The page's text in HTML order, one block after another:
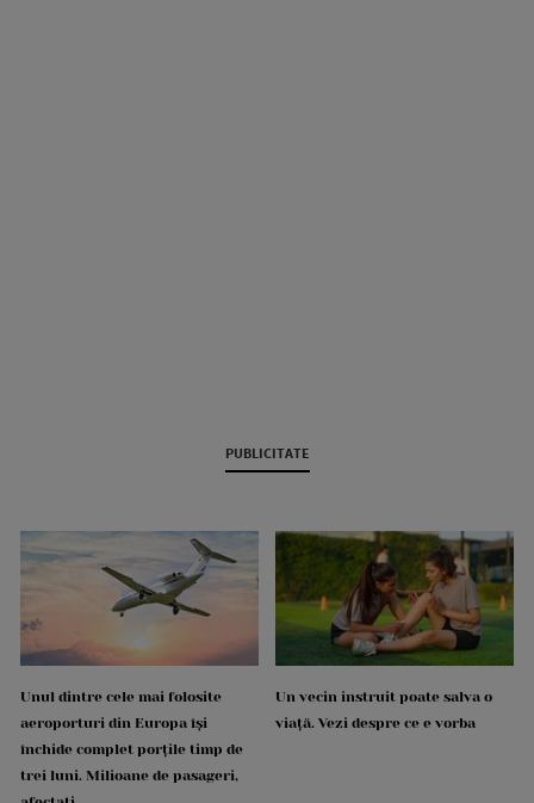
PUBLICITATE
Unul dintre cele mai folosite
aeroporturi din Europa își
închide complet porțile timp de
trei luni. Milioane de pasageri,
Un vecin instruit poate salva o
viață. Vezi despre ce e vorba